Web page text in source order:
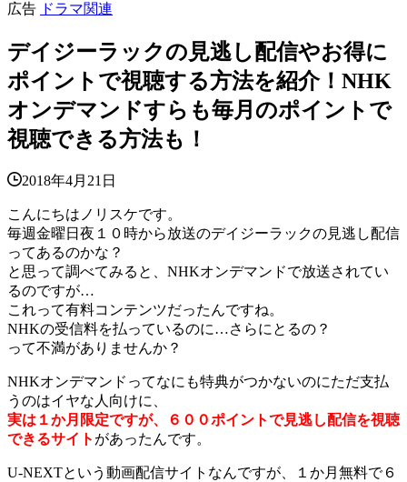
広告 ドラマ関連
デイジーラックの見逃し配信やお得に
ポイントで視聴する方法を紹介！NHK
オンデマンドすらも毎月のポイントで
視聴できる方法も！
2018年4月21日
こんにちはノリスケです。
毎週金曜日夜１０時から放送のデイジーラックの見逃し配信
ってあるのかな？
と思って調べてみると、NHKオンデマンドで放送されてい
るのですが…
これって有料コンテンツだったんですね。
NHKの受信料を払っているのに…さらにとるの？
って不満がありませんか？
NHKオンデマンドってなにも特典がつかないのにただ支払
うのはイヤな人向けに、
実は１か月限定ですが、６００ポイントで見逃し配信を視聴
できるサイト があったんです。
U-NEXTという動画配信サイトなんですが、１か月無料で６